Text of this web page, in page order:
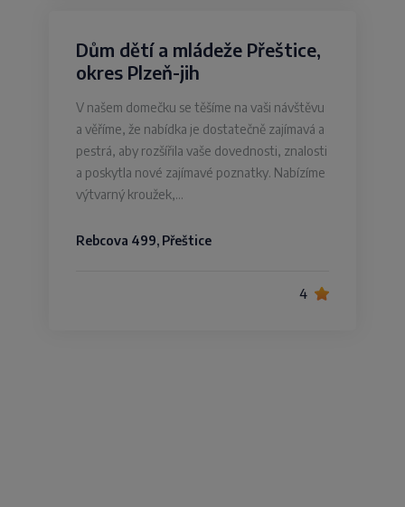
Dům dětí a mládeže Přeštice,
okres Plzeň-jih
V našem domečku se těšíme na vaši návštěvu
a věříme, že nabídka je dostatečně zajímavá a
pestrá, aby rozšířila vaše dovednosti, znalosti
a poskytla nové zajímavé poznatky. Nabízíme
výtvarný kroužek,…
Rebcova 499, Přeštice
4